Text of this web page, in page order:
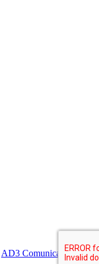
AD3 Comunicação e